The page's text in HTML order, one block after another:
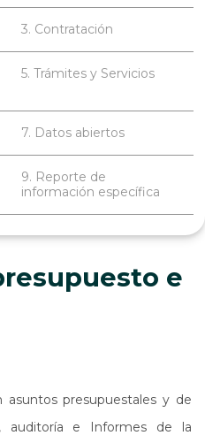
3. Contratación
5. Trámites y Servicios
7. Datos abiertos
9. Reporte de
información específica
asuntos presupuestales y de
auditoría e Informes de la